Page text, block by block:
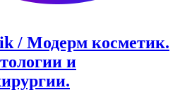
/ Модерм косметик.
и